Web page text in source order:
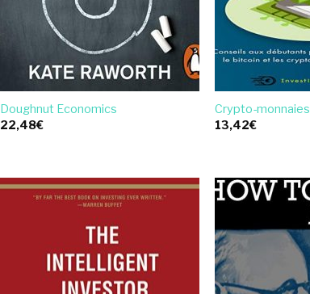
Doughnut Economics
22,48€
Crypto-monnaies
13,42€